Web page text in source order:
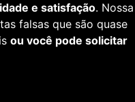
e satisfação. Nossa
falsas que são quase
ou você pode solicitar